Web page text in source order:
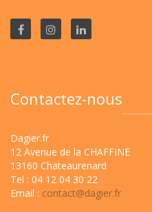
Contactez-nous
Dagier.fr
12 Avenue de la CHAFFINE
13160 Chateaurenard
Tel : 04 12 04 30 22
Email : contact@dagier.fr